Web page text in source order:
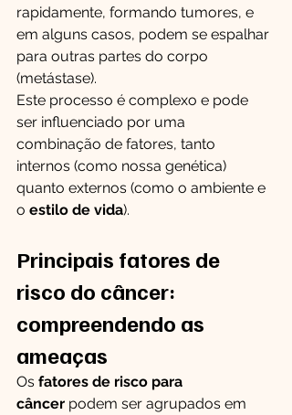
rapidamente, formando tumores, e
em alguns casos, podem se espalhar
para outras partes do corpo
(metástase).
Este processo é complexo e pode
ser influenciado por uma
combinação de fatores, tanto
internos (como nossa genética)
quanto externos (como o ambiente e
o estilo de vida).
Principais fatores de
risco do câncer:
compreendendo as
ameaças
Os fatores de risco para
câncer podem ser agrupados em